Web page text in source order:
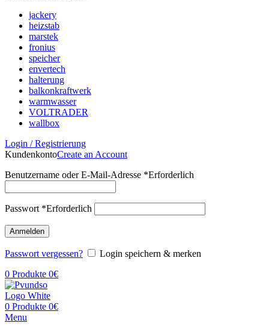
jackery
heizstab
marstek
fronius
speicher
envertech
halterung
balkonkraftwerk
warmwasser
VOLTRADER
wallbox
Login / Registrierung
KundenkontoCreate an Account
Benutzername oder E-Mail-Adresse *Erforderlich
Passwort *Erforderlich
Anmelden
Passwort vergessen?
Login speichern & merken
0 Produkte 0€
0 Produkte 0€
Menu